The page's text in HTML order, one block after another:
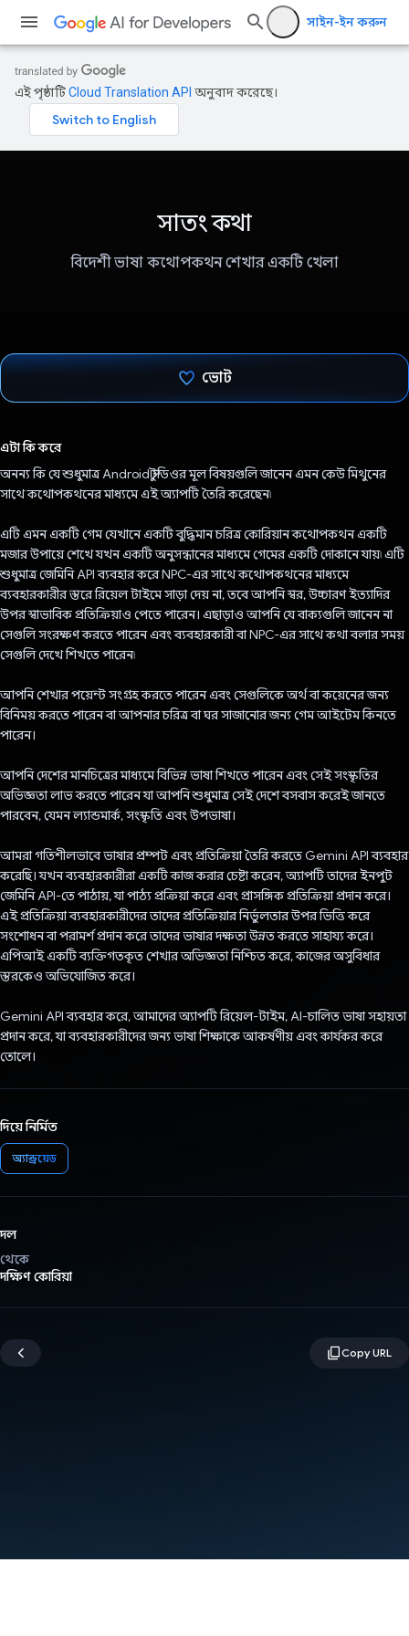
সাইন-ইন করুন
এই পৃষ্ঠাটিCloud Translation API অনুবাদ করেছে।
সাতং কথা
বিদেশী ভাষা কথোপকথন শেখার একটি খেলা
ভোট
এটা কি করে
অনন্য কি যে শুধুমাত্র Android স্টুডিওর মূল বিষয়গুলি জানেন এমন কেউ মিথুনের
সাথে কথোপকথনের মাধ্যমে এই অ্যাপটি তৈরি করেছেন৷
এটি এমন একটি গেম যেখানে একটি বুদ্ধিমান চরিত্র কোরিয়ান কথোপকথন একটি
মজার উপায়ে শেখে যখন একটি অনুসন্ধানের মাধ্যমে গেমের একটি দোকানে যায়৷ এটি
শুধুমাত্র জেমিনি API ব্যবহার করে NPC-এর সাথে কথোপকথনের মাধ্যমে
ব্যবহারকারীর স্তরে রিয়েল টাইমে সাড়া দেয় না, তবে আপনি স্বর, উচ্চারণ ইত্যাদির
উপর স্বাভাবিক প্রতিক্রিয়াও পেতে পারেন। এছাড়াও আপনি যে বাক্যগুলি জানেন না
সেগুলি সংরক্ষণ করতে পারেন এবং ব্যবহারকারী বা NPC-এর সাথে কথা বলার সময়
সেগুলি দেখে শিখতে পারেন৷
আপনি শেখার পয়েন্ট সংগ্রহ করতে পারেন এবং সেগুলিকে অর্থ বা কয়েনের জন্য
বিনিময় করতে পারেন বা আপনার চরিত্র বা ঘর সাজানোর জন্য গেম আইটেম কিনতে
পারেন।
আপনি দেশের মানচিত্রের মাধ্যমে বিভিন্ন ভাষা শিখতে পারেন এবং সেই সংস্কৃতির
অভিজ্ঞতা লাভ করতে পারেন যা আপনি শুধুমাত্র সেই দেশে বসবাস করেই জানতে
পারবেন, যেমন ল্যান্ডমার্ক, সংস্কৃতি এবং উপভাষা।
আমরা গতিশীলভাবে ভাষার প্রম্পট এবং প্রতিক্রিয়া তৈরি করতে Gemini API ব্যবহার
করেছি। যখন ব্যবহারকারীরা একটি কাজ করার চেষ্টা করেন, অ্যাপটি তাদের ইনপুট
জেমিনি API-তে পাঠায়, যা পাঠ্য প্রক্রিয়া করে এবং প্রাসঙ্গিক প্রতিক্রিয়া প্রদান করে।
এই প্রতিক্রিয়া ব্যবহারকারীদের তাদের প্রতিক্রিয়ার নির্ভুলতার উপর ভিত্তি করে
সংশোধন বা পরামর্শ প্রদান করে তাদের ভাষার দক্ষতা উন্নত করতে সাহায্য করে।
এপিআই একটি ব্যক্তিগতকৃত শেখার অভিজ্ঞতা নিশ্চিত করে, কাজের অসুবিধার
স্তরকেও অভিযোজিত করে।
Gemini API ব্যবহার করে, আমাদের অ্যাপটি রিয়েল-টাইম, AI-চালিত ভাষা সহায়তা
প্রদান করে, যা ব্যবহারকারীদের জন্য ভাষা শিক্ষাকে আকর্ষণীয় এবং কার্যকর করে
তোলে।
দিয়ে নির্মিত
অ্যান্ড্রয়েড
দল
থেকে
দক্ষিণ কোরিয়া